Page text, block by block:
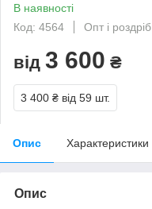
В наявності
Код: 4564
Опт і роздріб
від 3 600 ₴
3 400 ₴ від 59 шт.
Опис Характеристики
Опис